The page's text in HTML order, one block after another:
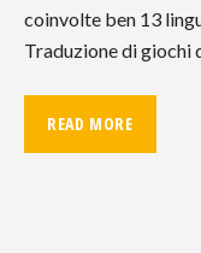
coinvolte ben 13
Traduzione di giochi
READ MORE